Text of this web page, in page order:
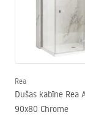
Min. augstums
Maks. augstums
Vannas snīpis
Spiediena
Anti-Calc sistēma
Rea
Dušas kabīne Rea
90x80 Chrome